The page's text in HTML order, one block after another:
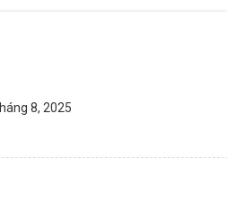
8, 2025